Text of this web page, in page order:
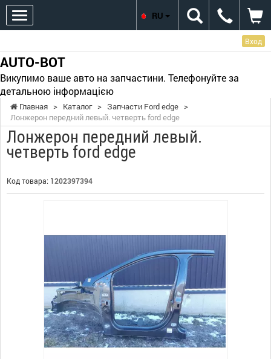
Вход
AUTO-BOT
Викупимо ваше авто на запчастини. Телефонуйте за
детальною інформацією
RU
Главная > Каталог > Запчасти Ford edge >
Лонжерон передний левый. четверть ford edge
Лонжерон передний левый.
четверть ford edge
Код товара: 1202397394